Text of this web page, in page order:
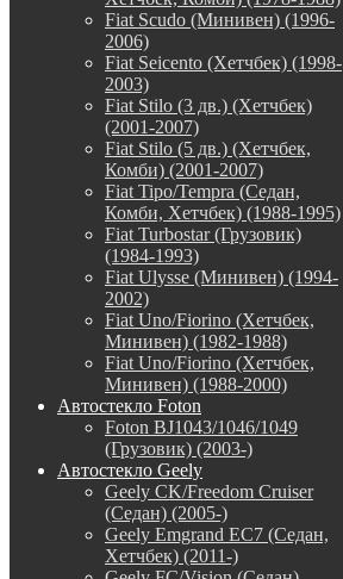
Fiat Scudo (Минивен) (1996-
2006)
Fiat Seicento (Хетчбек) (1998-
2003)
Fiat Stilo (3 дв.) (Хетчбек)
(2001-2007)
Fiat Stilo (5 дв.) (Хетчбек,
Комби) (2001-2007)
Fiat Tipo/Tempra (Седан,
Комби, Хетчбек) (1988-1995)
Fiat Turbostar (Грузовик)
(1984-1993)
Fiat Ulysse (Минивен) (1994-
2002)
Fiat Uno/Fiorino (Хетчбек,
Минивен) (1982-1988)
Fiat Uno/Fiorino (Хетчбек,
Минивен) (1988-2000)
Автостекло Foton
Foton BJ1043/1046/1049
(Грузовик) (2003-)
Автостекло Geely
Geely CK/Freedom Cruiser
(Седан) (2005-)
Geely Emgrand EC7 (Седан,
Хетчбек) (2011-)